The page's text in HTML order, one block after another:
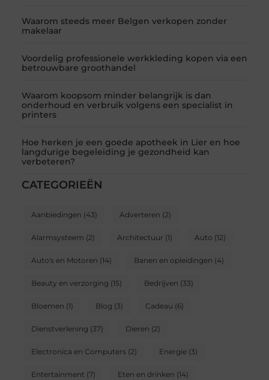
Waarom steeds meer Belgen verkopen zonder
makelaar
Voordelig professionele werkkleding kopen via een
betrouwbare groothandel
Waarom koopsom minder belangrijk is dan
onderhoud en verbruik volgens een specialist in
printers
Hoe herken je een goede apotheek in Lier en hoe
langdurige begeleiding je gezondheid kan
verbeteren?
CATEGORIEËN
Aanbiedingen (43) Adverteren (2)
Alarmsysteem (2) Architectuur (1) Auto (12)
Auto's en Motoren (14) Banen en opleidingen (4)
Beauty en verzorging (15) Bedrijven (33)
Bloemen (1) Blog (3) Cadeau (6)
Dienstverlening (37) Dieren (2)
Electronica en Computers(2) Energie(3)
Entertainment (7) Eten en drinken (14)